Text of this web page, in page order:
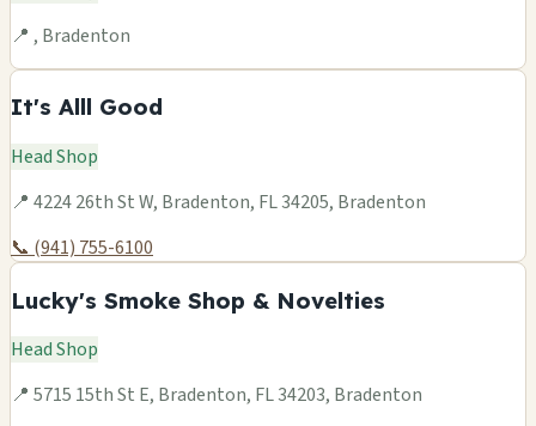
📍 , Bradenton
It's Alll Good
Head Shop
📍 4224 26th St W, Bradenton, FL 34205, Bradenton
📞 (941) 755-6100
Lucky's Smoke Shop & Novelties
Head Shop
📍 5715 15th St E, Bradenton, FL 34203, Bradenton